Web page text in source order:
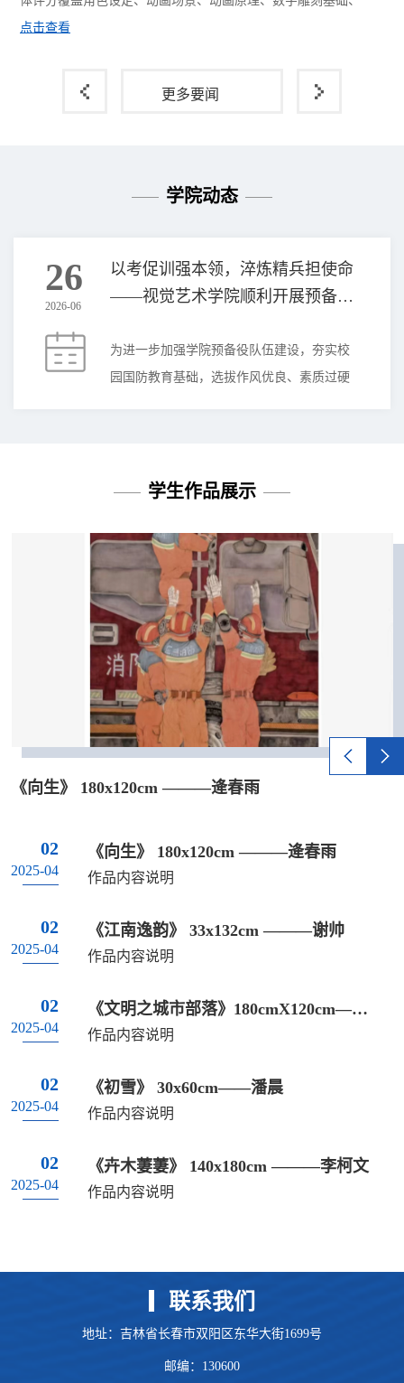
3DMAX 三维软件、数字动画创意方向项目课程I、II、III、数字
实操作业、阶段性创意项目、案例实操复盘、期末综合作品、创
点击查看
更多要闻
学院动态
26
2026-06
以考促训强本领，淬炼精兵担使命
——视觉艺术学院顺利开展预备役
为进一步加强学院预备役队伍建设，夯实校
园国防教育基础，选拔作风优良、素质过硬
姜涛、23级辅导员安伟达出席并担任本次考
制度及教官选拔标准开展，坚持公平、公
正、公开的原则，全面考察参训队员的队列
素养、口令指挥、精神风貌与综合执教能
力。考核过程中，参选队员着装整齐、...
学生作品展示
《向生》 180x120cm ———逄春雨
02
2025-04
《向生》 180x120cm ———逄春雨
作品内容说明
02
2025-04
《江南逸韵》 33x132cm ———谢帅
作品内容说明
02
2025-04
《文明之城市部落》180cmX120cm——韩新宇
作品内容说明
02
2025-04
《初雪》 30x60cm——潘晨
作品内容说明
02
2025-04
《卉木萋萋》 140x180cm ———李柯文
作品内容说明
联系我们
地址：吉林省长春市双阳区东华大街1699号
邮编：130600